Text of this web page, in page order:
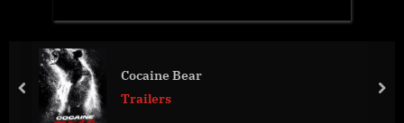
Cocaine Bear
Trailers
prev